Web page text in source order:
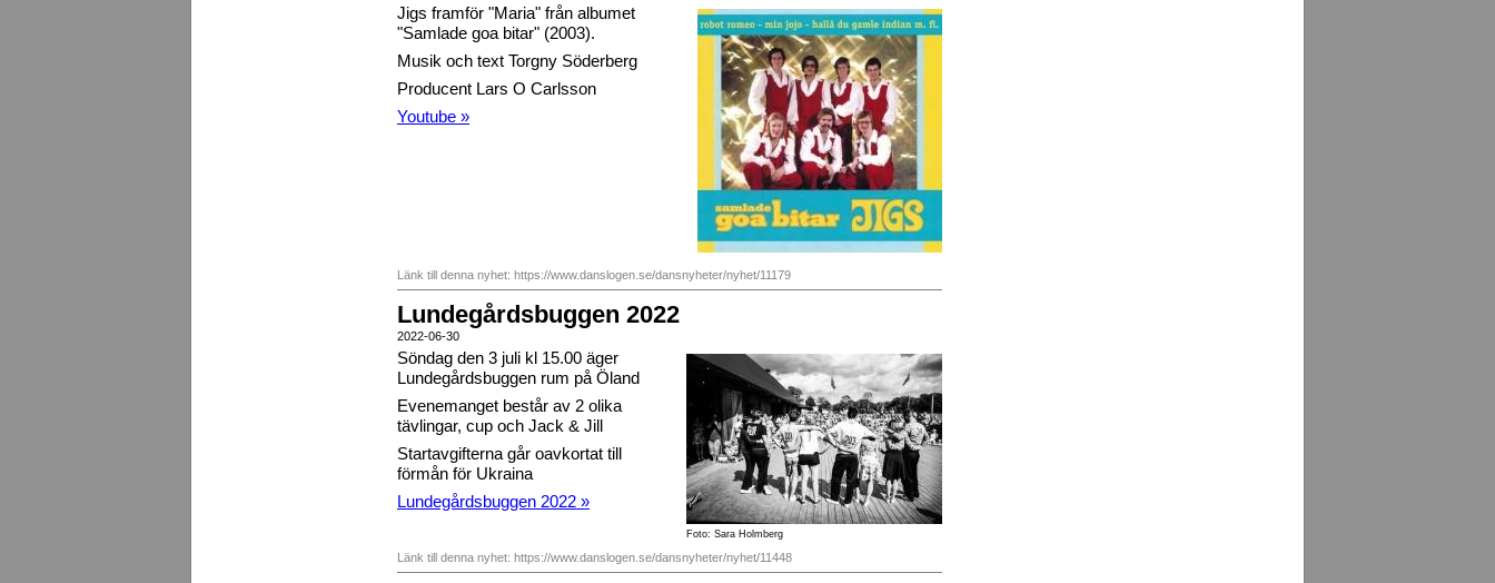
Jigs framför "Maria" från albumet
"Samlade goa bitar" (2003).
Musik och text Torgny Söderberg
Producent Lars O Carlsson
Youtube »
Länk till denna nyhet: https://www.danslogen.se/dansnyheter/nyhet/11179
Lundegårdsbuggen 2022
2022-06-30
Foto: Sara Holmberg
Söndag den 3 juli kl 15.00 äger
Lundegårdsbuggen rum på Öland
Evenemanget består av 2 olika
tävlingar, cup och Jack & Jill
Startavgifterna går oavkortat till
förmån för Ukraina
Lundegårdsbuggen 2022 »
Länk till denna nyhet: https://www.danslogen.se/dansnyheter/nyhet/11448